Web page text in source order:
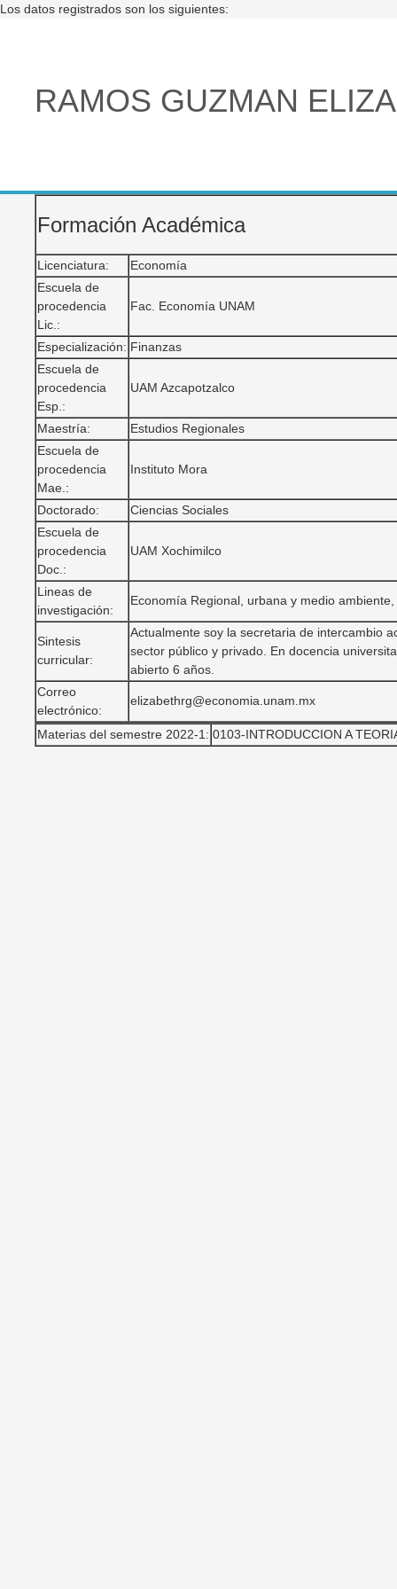
Los datos registrados son los siguientes:
RAMOS GUZMAN
Formación Académica
Licenciatura:
Economía
Escuela de
procedencia
Lic.:
Fac. Economía UNAM
Especialización: Finanzas
Escuela de
procedencia
Esp.:
UAM Azcapotzalco
Maestría:
Estudios Regionales
Escuela de
procedencia
Mae.:
Instituto Mora
Doctorado:
Ciencias Sociales
Escuela de
procedencia
Doc.:
UAM Xochimilco
Lineas de
investigación:
Economía Regional, urbana y medio
Sintesis
curricular:
Actualmente soy la secretaria de intercambio
sector público y privado. En docencia
abierto 6 años.
Correo
electrónico:
elizabethrg@economia.unam.mx
Materias del semestre 2022-1: 0103-INTRODUCCION A